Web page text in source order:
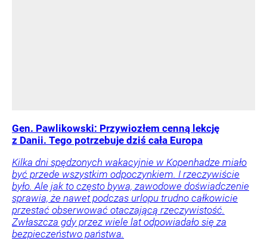
Gen. Pawlikowski: Przywiozłem cenną lekcję
z Danii. Tego potrzebuje dziś cała Europa
Kilka dni spędzonych wakacyjnie w Kopenhadze miało
być przede wszystkim odpoczynkiem. I rzeczywiście
było. Ale jak to często bywa, zawodowe doświadczenie
sprawia, że nawet podczas urlopu trudno całkowicie
przestać obserwować otaczającą rzeczywistość.
Zwłaszcza gdy przez wiele lat odpowiadało się za
bezpieczeństwo państwa.